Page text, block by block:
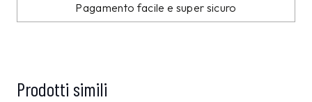
Pagamento facile e super sicuro
Prodotti simili